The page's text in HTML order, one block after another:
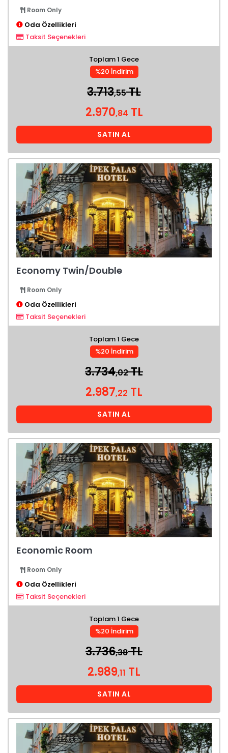
Room Only
Oda Özellikleri
Taksit Seçenekleri
Toplam 1 Gece
%20 İndirim
3.713,55TL
2.970,84 TL
SATIN AL
Economy Twin/Double
Room Only
Oda Özellikleri
Taksit Seçenekleri
Toplam 1 Gece
%20 İndirim
3.734,02TL
2.987,22 TL
SATIN AL
Economic Room
Room Only
Oda Özellikleri
Taksit Seçenekleri
Toplam 1 Gece
%20 İndirim
3.736,38TL
2.989,11 TL
SATIN AL